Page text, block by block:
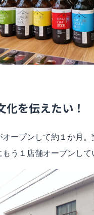
化を伝えたい！
ープンして約１か月。
う１店舗オープンして